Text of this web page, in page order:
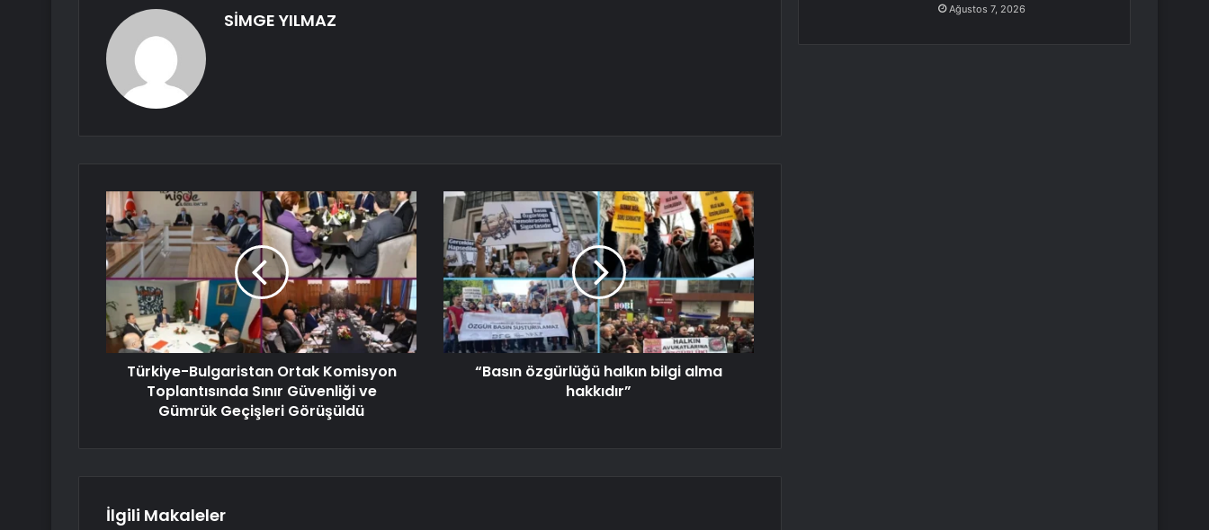
SİMGE YILMAZ
Türkiye-Bulgaristan Ortak Komisyon
Toplantısında Sınır Güvenliği ve
Gümrük Geçişleri Görüşüldü
“Basın özgürlüğü halkın bilgi alma
hakkıdır”
İlgili Makaleler
Ağustos 7, 2026